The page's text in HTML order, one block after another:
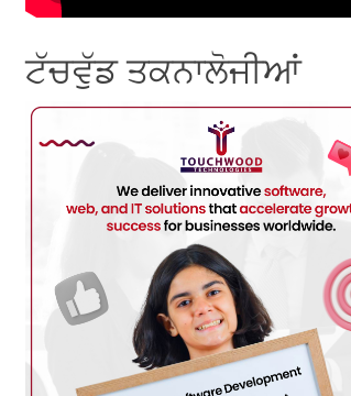
ਟੱਚਵੁੱਡ ਤਕਨਾਲੋਜੀਆਂ